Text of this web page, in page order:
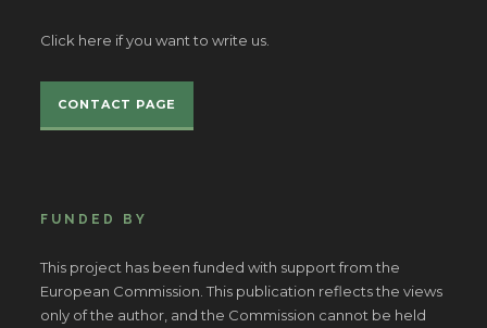
Click here if you want to write us.
CONTACT PAGE
FUNDED BY
This project has been funded with support from the
European Commission. This publication reflects the views
only of the author, and the Commission cannot be held